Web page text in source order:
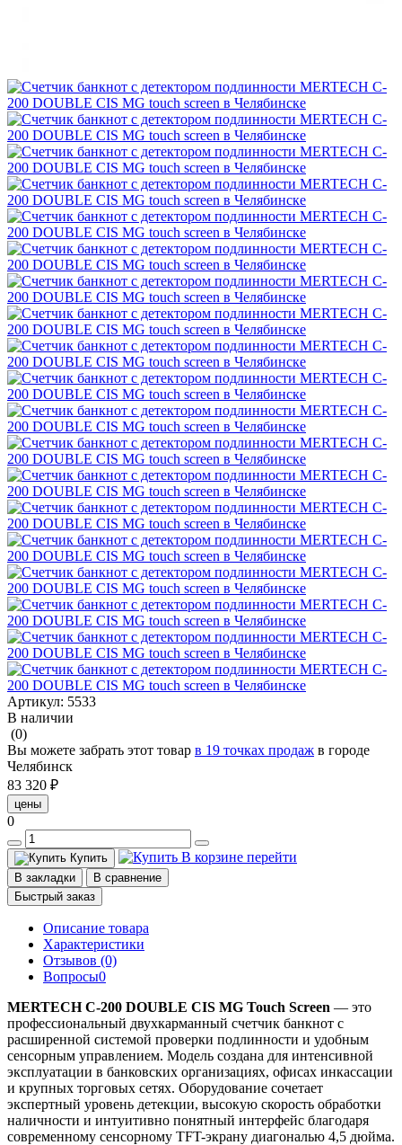
Артикул: 5533
В наличии
(0)
Вы можете забрать этот товар в 19 точках продаж в городе
Челябинск
83 320 ₽
цены
0
Купить В корзине перейти
В закладки
В сравнение
Быстрый заказ
Описание товара
Характеристики
Отзывов (0)
Вопросы0
MERTECH C-200 DOUBLE CIS MG Touch Screen — это
профессиональный двухкарманный счетчик банкнот с
расширенной системой проверки подлинности и удобным
сенсорным управлением. Модель создана для интенсивной
эксплуатации в банковских организациях, офисах инкассации
и крупных торговых сетях. Оборудование сочетает
экспертный уровень детекции, высокую скорость обработки
наличности и интуитивно понятный интерфейс благодаря
современному сенсорному TFT-экрану диагональю 4,5 дюйма.